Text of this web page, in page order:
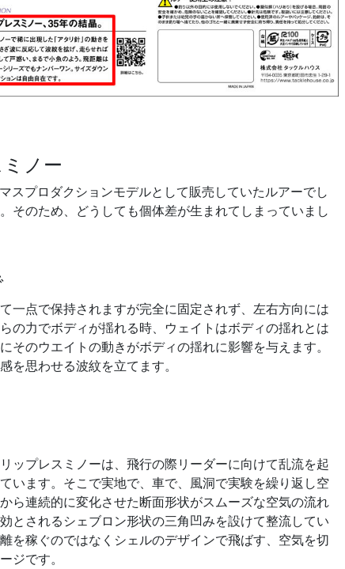
ノー
スプロダクションモデルとして販売していたルアーでし
そのため、どうしても個体差が生まれてしまっていまし
一点で保持されますが完全に固定されず、左右方向には
の力でボディが揺れる時、ウェイトはボディの揺れとは
そのウエイトの動きがボディの揺れに影響を与えます。
を思わせる波紋を立てます。
ップレスミノーは、飛行の際リーダーに向けて乱流を起
います。そこで実地で、車で、風洞で実験を繰り返し空
ら連続的に変化させた断面形状がスムーズな空気の流れ
とされるシェブロン形状の三角凹みを設けて整流してい
を稼ぐのではなくシェルのデザインで飛ばす、空気を切
ジです。